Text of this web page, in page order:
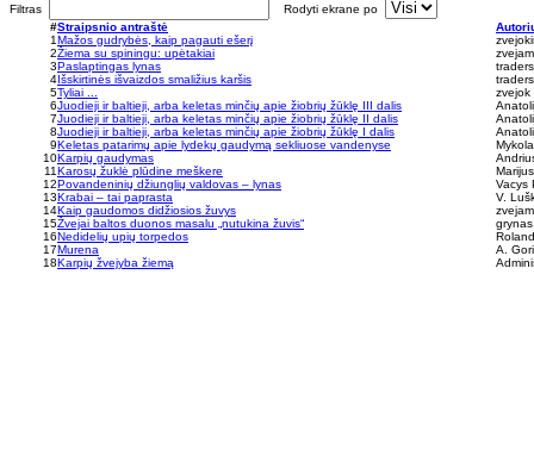
Filtras
Rodyti ekrane po
#Straipsnio antraštė
1Mažos gudrybės, kaip pagauti ešerį
2Žiema su spiningu: upėtakiai
3Paslaptingas lynas
4Išskirtinės išvaizdos smaližius karšis
5Tyliai ...
zvejok
6Juodieji ir baltieji, arba keletas minčių apie žiobrių žūklę III dalis
7Juodieji ir baltieji, arba keletas minčių apie žiobrių žūklę II dalis
8Juodieji ir baltieji, arba keletas minčių apie žiobrių žūklę I dalis
9Keletas patarimų apie lydekų gaudymą sekliuose vandenyse
10Karpių gaudymas
11Karosų žuklė plūdine meškere
Marijus
12Povandeninių džiunglių valdovas – lynas
Vacys
13Krabai – tai paprasta
V.
14Kaip gaudomos didžiosios žuvys
15Žvejai baltos duonos masalu „nutukina žuvis“
16Nedidelių upių torpedos
17Murena
A.
18Karpių žvejyba žiemą